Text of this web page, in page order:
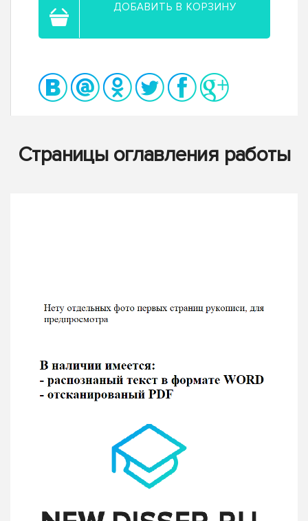
ДОБАВИТЬ В КОРЗИНУ
Страницы оглавления работы